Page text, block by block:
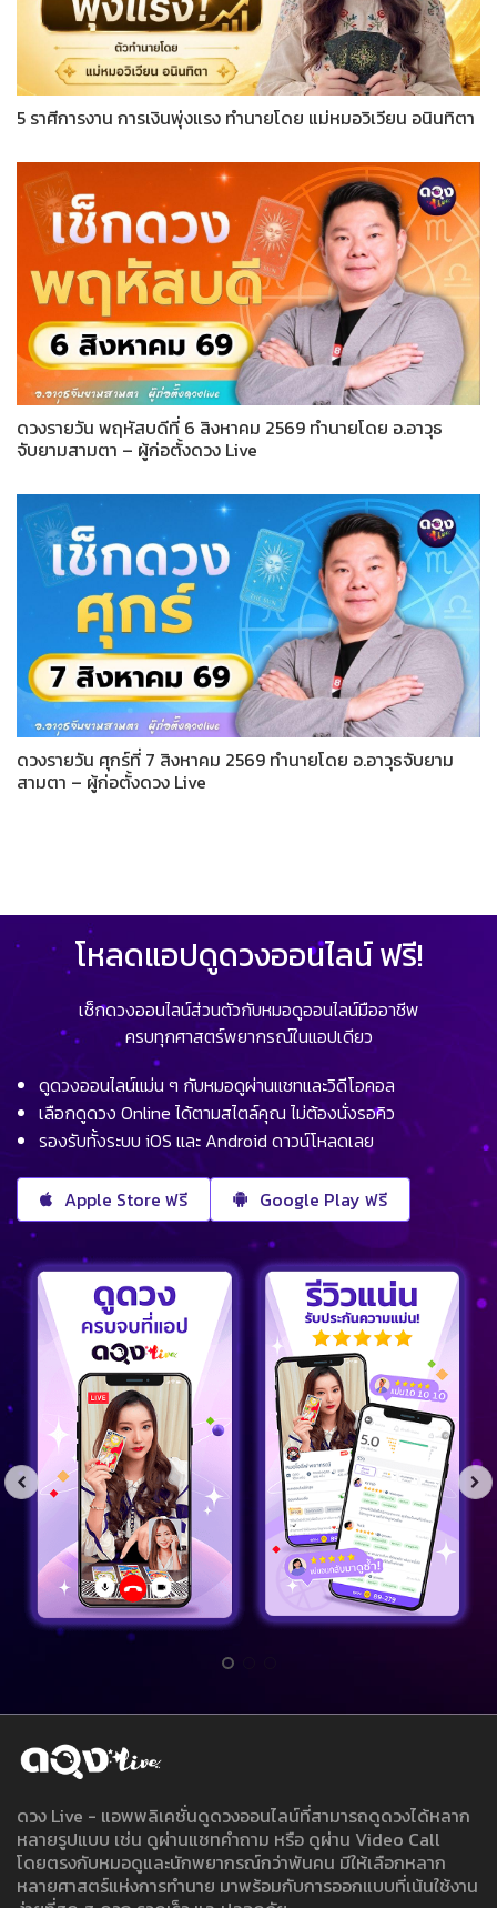
5 ราศีการงาน การเงินพุ่งแรง ทำนายโดย แม่หมอวิเวียน อนินทิตา
ดวงรายวัน พฤหัสบดีที่ 6 สิงหาคม 2569 ทำนายโดย อ.อาวุธ
จับยามสามตา – ผู้ก่อตั้งดวง Live
ดวงรายวัน ศุกร์ที่ 7 สิงหาคม 2569 ทำนายโดย อ.อาวุธจับยาม
สามตา – ผู้ก่อตั้งดวง Live
โหลดแอปดูดวงออนไลน์ ฟรี!
เช็กดวงออนไลน์ส่วนตัวกับหมอดูออนไลน์มืออาชีพ
ครบทุกศาสตร์พยากรณ์ในแอปเดียว
ดูดวงออนไลน์แม่น ๆ กับหมอดูผ่านแชทและวิดีโอคอล
เลือกดูดวง Online ได้ตามสไตล์คุณ ไม่ต้องนั่งรอคิว
รองรับทั้งระบบ iOS และ Android ดาวน์โหลดเลย
Apple Store ฟรี Google Play ฟรี
ดวง Live - แอพพลิเคชั่นดูดวงออนไลน์ที่สามารถดูดวงได้หลาก
หลายรูปแบบ เช่น ดูผ่านแชทคำถาม หรือ ดูผ่าน Video Call
โดยตรงกับหมอดูและนักพยากรณ์กว่าพันคน มีให้เลือกหลาก
หลายศาสตร์แห่งการทำนาย มาพร้อมกับการออกแบบที่เน้นใช้งาน